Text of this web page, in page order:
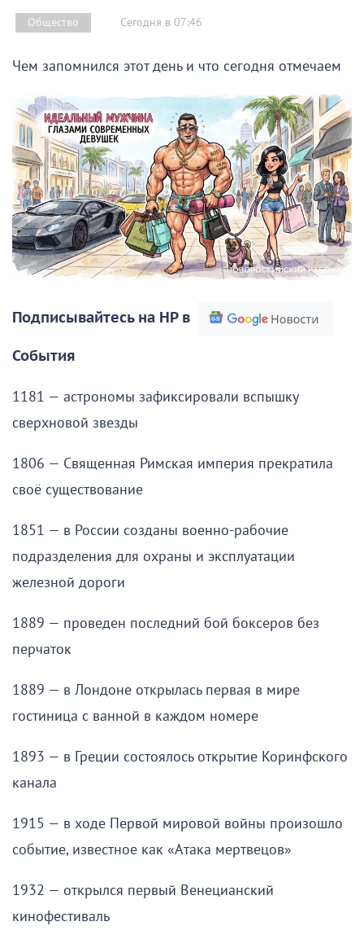
Общество Сегодня в 07:46
Чем запомнился этот день и что сегодня отмечаем
Подписывайтесь на НР в
События
1181 — астрономы зафиксировали вспышку
сверхновой звезды
1806 — Священная Римская империя прекратила
своё существование
1851 — в России созданы военно-рабочие
подразделения для охраны и эксплуатации
железной дороги
1889 — проведен последний бой боксеров без
перчаток
1889 — в Лондоне открылась первая в мире
гостиница с ванной в каждом номере
1893 — в Греции состоялось открытие Коринфского
канала
1915 — в ходе Первой мировой войны произошло
событие, известное как «Атака мертвецов»
1932 — открылся первый Венецианский
кинофестиваль